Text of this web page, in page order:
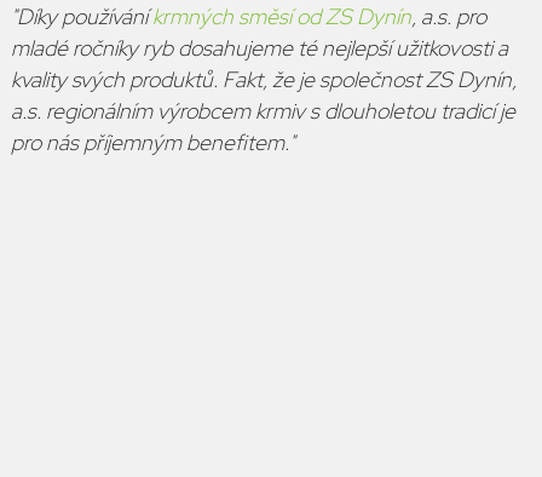
"Díky používáníkrmných směsí od ZS Dynín, a.s. pro
mladé ročníky ryb dosahujeme té nejlepší užitkovosti a
kvality svých produktů. Fakt, že je společnost ZS Dynín,
a.s. regionálním výrobcem krmiv s dlouholetou tradicí je
pro nás příjemným benefitem."